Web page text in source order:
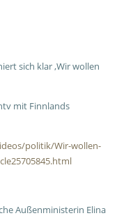
sich klar‚Wir wollen
mit Finnlands
politik/Wir-wollen-
Außenministerin Elina